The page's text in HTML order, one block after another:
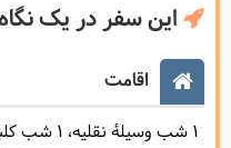
این سفر در یک
اقامت
1 شب وسیلۀ نقلیه 1 شب کلبه روستایی